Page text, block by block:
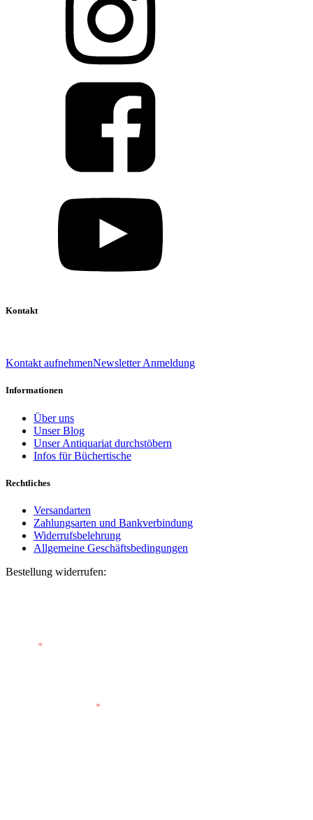
Kontakt
Kontakt aufnehmenNewsletter Anmeldung
Informationen
Über uns
Unser Blog
Unser Antiquariat durchstöbern
Infos für Büchertische
Rechtliches
Versandarten
Zahlungsarten und Bankverbindung
Widerrufsbelehrung
Allgemeine Geschäftsbedingungen
Bestellung widerrufen:
*
*